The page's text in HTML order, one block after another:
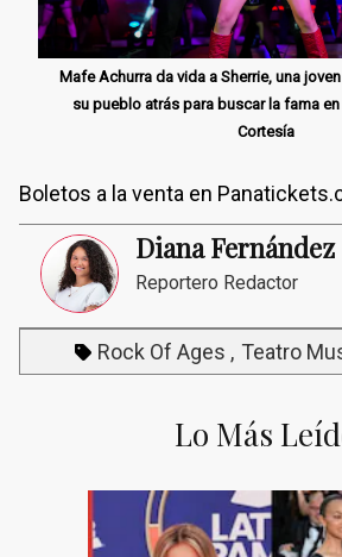
Mafe Achurra da vida a Sherrie, una
su pueblo atrás para buscar la fama
Cortesía
Boletos a la venta en
Diana Fernández
Reportero Redactor
Rock Of Ages Teatro
Lo Más